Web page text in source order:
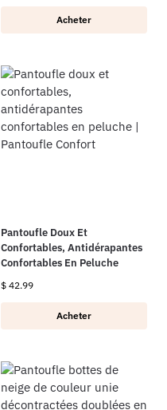
Acheter
Pantoufle Doux Et
Confortables, Antidérapantes
Confortables En Peluche
$ 42.99
Acheter